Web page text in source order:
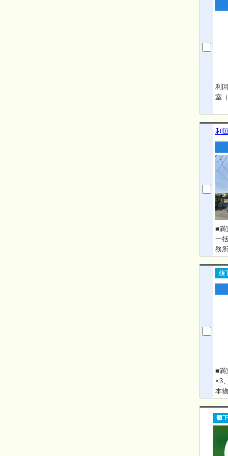
利
室
利
■満
一
務
円
■満
×3
本
ご